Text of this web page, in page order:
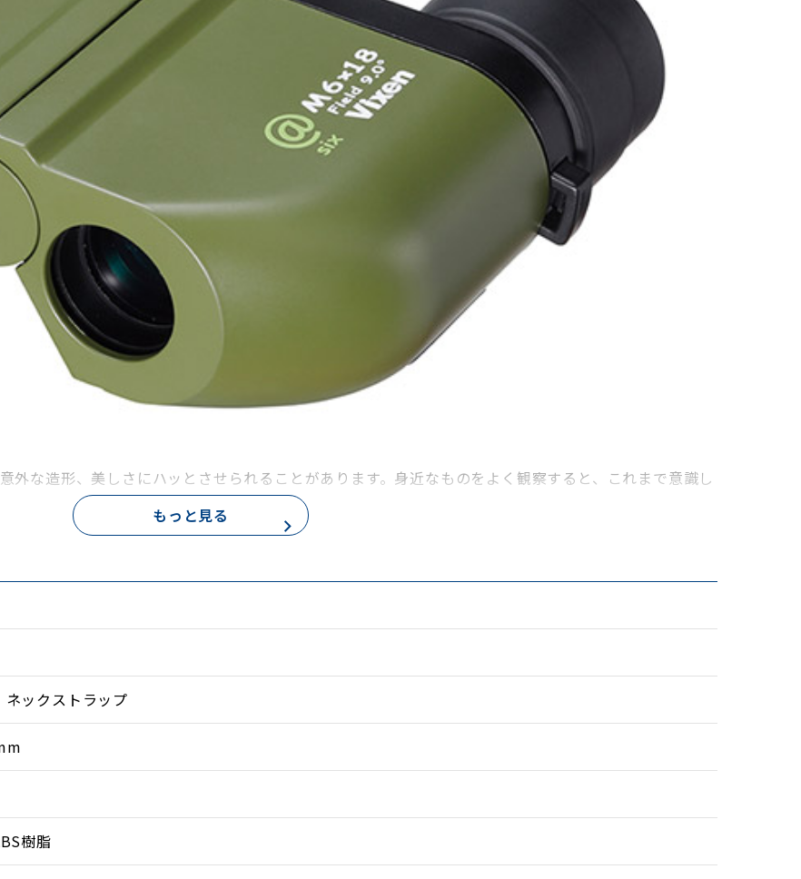
な造形、美しさにハッとさせられることがあります。身近なものをよく観察すると、これまで意識し
合わせられるため、近づけそうで近づきにくかった微妙な距離にある対象を楽な姿勢で観察できま
コーティングを施したPFMコート仕様。レンズ面での反射を抑えることで、光量ロスを排除し、明る
ら薄暗い環境での観察でも明るく鮮明な像を結びます。
もっと見る
ネックストラップ
樹脂